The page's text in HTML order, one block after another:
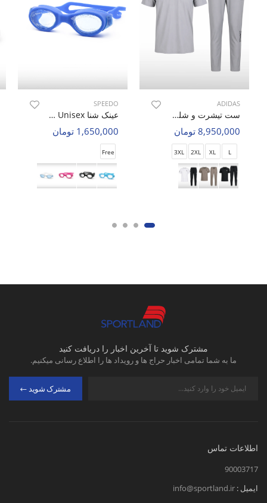
ADIDAS
ست تیشرت و شلوار ورزشی مردانه آدیداس Adidas Motion Pro M
8,950,000 تومان
L
XL
2XL
3XL
SPEEDO
عینک شنا Unisex اسپیدو Glide Vision U
1,650,000 تومان
Free
مشترک شوید تا آخرین اخبار را دریافت کنید
ما به شما تمامی اخبار حراج ها و رویداد ها را اطلاع رسانی میکنیم.
مشترک شوید
اطلاعات تماس
90003717
ایمیل : info@sportland.ir